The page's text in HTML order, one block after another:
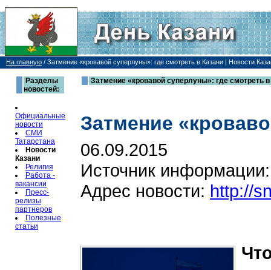
На главную / Затмение «кровавой суперлуны»: где смотреть в Казани | Новости
Разделы
новостей:
Официальные
новости
СМИ
Татарстана
Новости
Казани
Религия
Работа -
вакансии
Пресс-
релизы
партнеров
Полезные
статьи
Затмение «кровавой суперлуны»: где смотреть
Затмение
06.09.2015
Источник
Адрес новости: http://